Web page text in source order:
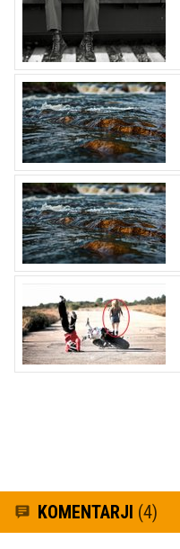
KOMENTARJI (4)